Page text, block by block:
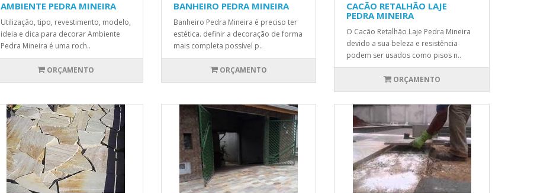
AMBIENTE PEDRA MINEIRA
Utilização, tipo, revestimento, modelo,
ideia e dica para decorar Ambiente
Pedra Mineira é uma roch..
ORÇAMENTO
BANHEIRO PEDRA MINEIRA
Banheiro Pedra Mineira é preciso ter
estética. definir a decoração de forma
mais completa possível p..
ORÇAMENTO
CACÃO RETALHÃO LAJE
PEDRA MINEIRA
O Cacão Retalhão Laje Pedra Mineira
devido a sua beleza e resistência
podem ser usados como pisos n..
ORÇAMENTO